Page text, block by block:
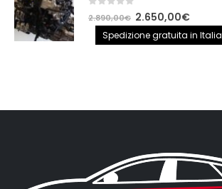
out of 5
2.890,00€ Il
prezzo
originale
2.650,00€Il
prezzo
attuale
Spedizione gratuita in Italia